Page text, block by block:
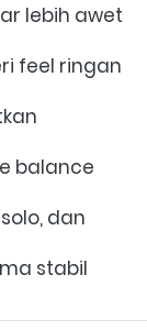
lebih awet
feel ringan
balance
dan
stabil